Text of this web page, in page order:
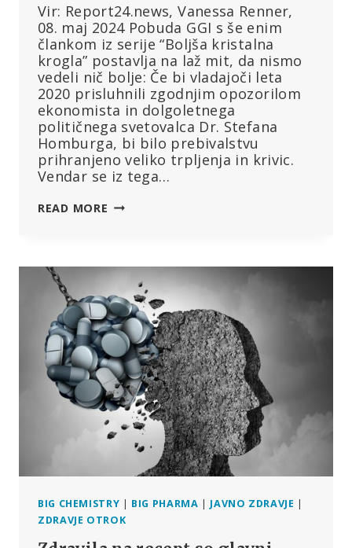
Vir: Report24.news, Vanessa Renner,
08. maj 2024 Pobuda GGI s še enim
člankom iz serije “Boljša kristalna
krogla” postavlja na laž mit, da nismo
vedeli nič bolje: Če bi vladajoči leta
2020 prisluhnili zgodnjim opozorilom
ekonomista in dolgoletnega
političnega svetovalca Dr. Stefana
Homburga, bi bilo prebivalstvu
prihranjeno veliko trpljenja in krivic.
Vendar se iz tega…
READ MORE STEFAN
ŠTEVILK
NAMESTO
PRILAGAJANJA
DEJSTEV
BIG CHEMISTRY | BIG PHARMA | JAVNO ZDRAVJE |
ZDRAVJE OTROK